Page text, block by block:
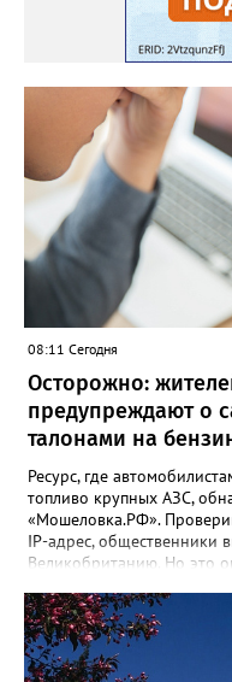
08:11 Сегодня
Осторожно:
предупреждают о
талонами на
Ресурс, где
топливо крупных АЗС,
«Мошеловка.РФ».
IP-адрес, общественники
Великобританию. Но это
Единственный рабочий
выбора объема топлива
последующим переходом к
ловушка мошенников», -